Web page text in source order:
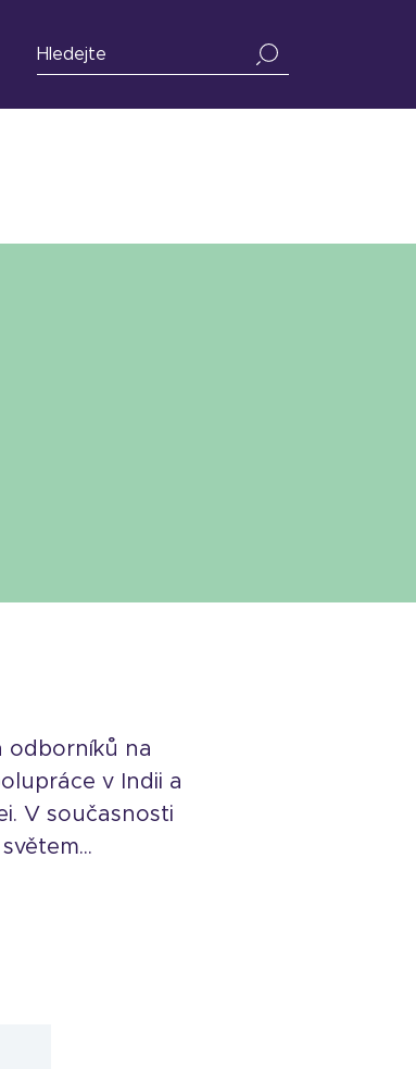
odborníků na
v Indii a
V současnosti